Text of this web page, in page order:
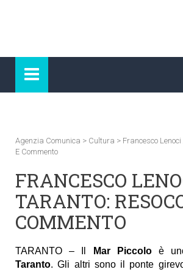
Agenzia Comunica > Cultura > Francesco
E Commento
FRANCESCO
TARANTO:
COMMENTO
TARANTO – Il Mar Piccoloè
Taranto. Gli altri sono il ponte